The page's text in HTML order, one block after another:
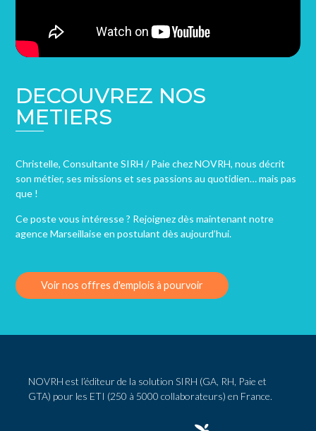
DECOUVREZ NOS
METIERS
Christelle, Consultante SIRH / Paie chez NOVRH, nous décrit
son métier, ses missions et ses passions au quotidien… mais pas
que !
Ce poste vous intéresse ? Rejoignez dès maintenant notre
agence Marseillaise en postulant dès aujourd’hui.
Voir nos offres d'emplois à pourvoir
NOVRH est l’éditeur de la solution SIRH (GA, RH, Paie et
GTA) pour les ETI (250 à 5000 collaborateurs) en France.